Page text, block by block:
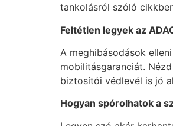
tankolásról szóló
Feltétlen legyek az
A meghibásodások
mobilitásgaranciát.
biztosítói védlevél is jó
Hogyan spórolhatok a